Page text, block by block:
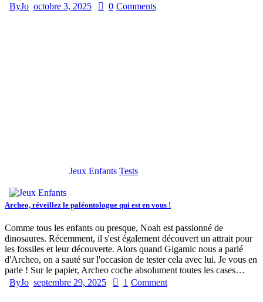
ByJo octobre 3, 2025 0 Comments
Jeux Enfants Tests
Archeo, réveillez le paléontologue qui est en vous !
Comme tous les enfants ou presque, Noah est passionné de
dinosaures. Récemment, il s'est également découvert un attrait pour
les fossiles et leur découverte. Alors quand Gigamic nous a parlé
d'Archeo, on a sauté sur l'occasion de tester cela avec lui. Je vous en
parle ! Sur le papier, Archeo coche absolument toutes les cases…
ByJo septembre 29, 2025 1 Comment